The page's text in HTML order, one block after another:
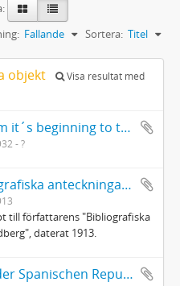
Sortera: Titel
Fallande
objekt
Visa resultat med
Zionism in Sweden - from it´s beginning to the establishment of the Copenhagen Bureau (January 1915)
- ?
Zetterlund, Rune: Bibliografiska anteckningar om August Strindberg
till författarens "Bibliografiska
daterat 1913.
Zeitung aus Italia : Von der Spanischen Reputation unversehener todlicher Abgang